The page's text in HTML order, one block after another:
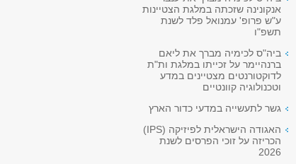
אנקונינה שזכתה במלגת הצטיינות
ע"ש פרופ' עמנואל פלד לשנת
תשפ"ו
ביה"ס לכימיה מברך את ליאם
ברנהיימר על זכייתו במלגת ות"ת
לדוקטורנטים מצטיינים במדע
וטכנולוגיה קוונטיים
גשר לתעשייה במדעי כדור הארץ
האגודה הישראלית לפיזיקה (IPS)
הכריזה על זוכי הפרסים לשנת
2026